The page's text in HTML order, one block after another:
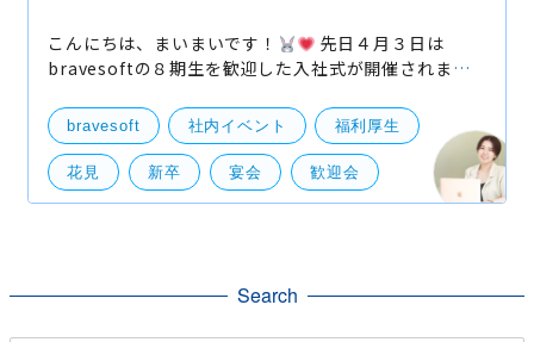
こんにちは、まいまいです！
bravesoftの８期生を歓迎した入社式が開催されまし
するも雨で中止となってしまった花見懇親会（社内で
実施しまし
bravesoft 社内イベント 福利厚生
花見 新卒 宴会 歓迎会
Search